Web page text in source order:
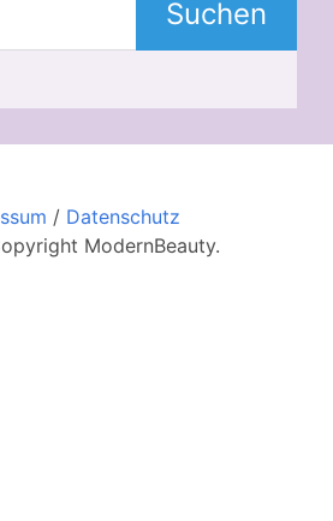
Suchen
/ Datenschutz
ModernBeauty.